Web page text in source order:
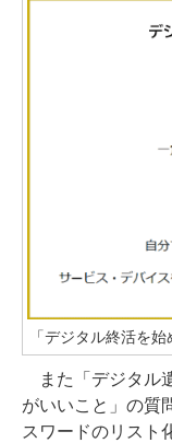
「デジタル終活を
また「デジタル
がいいこと」の質
スワードのリスト